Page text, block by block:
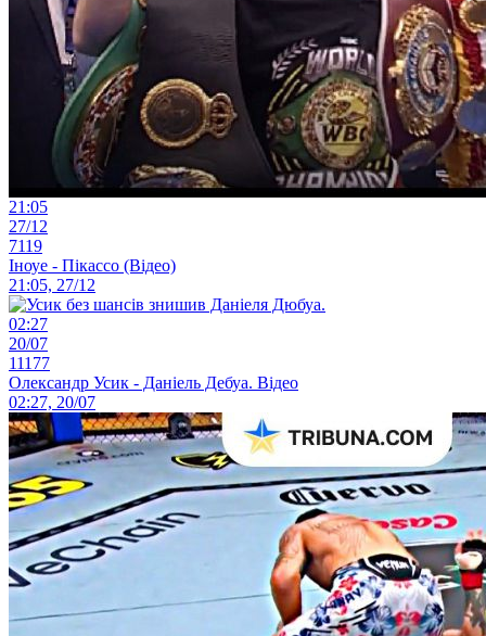
21:05
27/12
7119
Іноуе - Пікассо (Відео)
21:05, 27/12
02:27
20/07
11177
Олександр Усик - Даніель Дебуа. Відео
02:27, 20/07